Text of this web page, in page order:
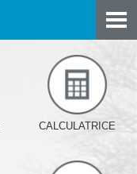
CALCULATRICE